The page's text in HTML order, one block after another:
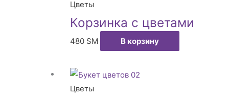
Цветы
Корзинка с цветами
480 ЅМ В корзину
Цветы